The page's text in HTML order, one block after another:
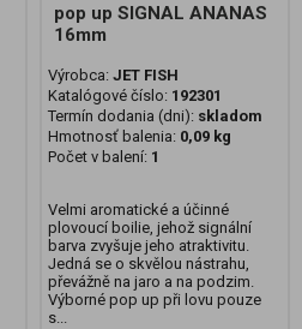
pop up SIGNAL ANANAS
16mm
Výrobca: JET FISH
Katalógové číslo: 192301
Termín dodania (dni): skladom
Hmotnosť balenia: 0,09 kg
Počet v balení: 1
Velmi aromatické a účinné
plovoucí boilie, jehož signální
barva zvyšuje jeho atraktivitu.
Jedná se o skvělou nástrahu,
převážně na jaro a na podzim.
Výborné pop up při lovu pouze
s...